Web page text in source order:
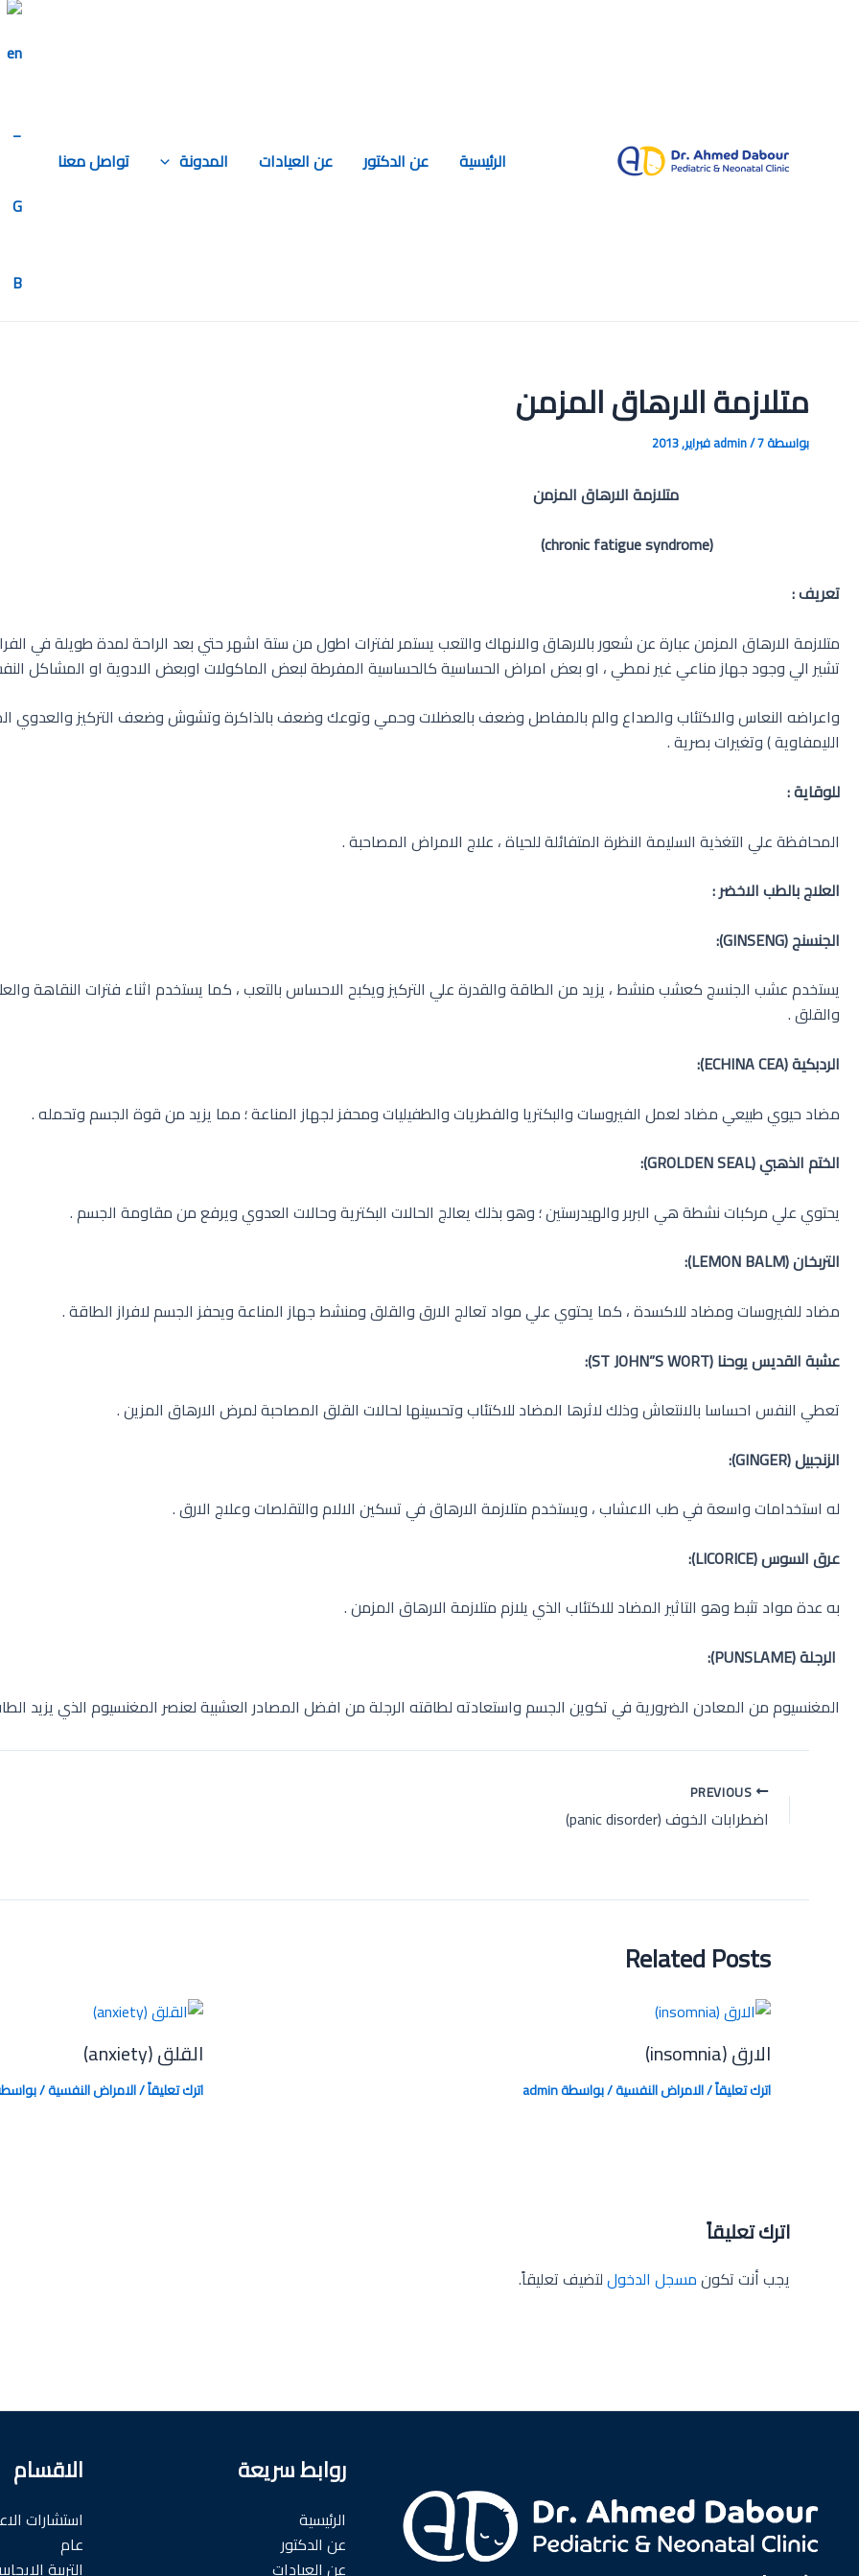
الرئيسية عن الدكتور عن العيادات المدونة تواصل معنا
متلازمة الارهاق المزمن
بواسطة admin/7 فبراير, 2013
متلازمة الارهاق المزمن
(chronic fatigue syndrome)
تعريف :
متلازمة الارهاق المزمن عبارة عن شعور بالارهاق والانهاك والتعب يستمر لفترات اطول من ستة اشهر حتي بعد الراحة لمدة طويلة في
تشير الي وجود جهاز مناعي غير نمطي ، او بعض امراض الحساسية كالحساسية المفرطة لبعض الماكولات اوبعض الادوية او المشاكل
واعراضه النعاس والاكتئاب والصداع والم بالمفاصل وضعف بالعضلات وحمي وتوعك وضعف بالذاكرة وتشوش وضعف التركيز والعدوي
الليمفاوية ) وتغيرات بصرية .
للوقاية :
المحافظة علي التغذية السليمة النظرة المتفائلة للحياة ، علاج الامراض المصاحبة .
العلاج بالطب الاخضر :
الجنسنج(GINSENG)
:
يستخدم عشب الجنسج كعشب منشط ، يزيد من الطاقة والقدرة علي التركيز ويكبح الاحساس بالتعب ، كما يستخدم اثناء فترات النقاهة
والقلق .
الردبكية(ECHINA CEA)
:
مضاد حيوي طبيعي مضاد لعمل الفيروسات والبكتريا والفطريات والطفيليات ومحفز لجهاز المناعة ؛ مما يزيد من قوة الجسم وتحمله .
الختم الذهبي(GROLDEN SEAL)
:
يحتوي علي مركبات نشطة هي البربر والهيدرستين ؛ وهو بذلك يعالج الحالات البكترية وحالات العدوي ويرفع من مقاومة الجسم .
التربخان(LEMON BALM)
:
مضاد للفيروسات ومضاد للاكسدة ، كما يحتوي علي مواد تعالج الارق والقلق ومنشط جهاز المناعة ويحفز الجسم لافراز الطاقة .
عشبة القديس يوحنا(ST JOHN”S WORT)
:
تعطي النفس احساسا بالانتعاش وذلك لاثرها المضاد للاكتئاب وتحسينها لحالات القلق المصاحبة لمرض الارهاق المزين .
الزنجبيل(GINGER)
:
له استخدامات واسعة في طب الاعشاب ، ويستخدم متلازمة الارهاق في تسكين الالام والتقلصات وعلاج الارق .
عرق السوس(LICORICE)
:
به عدة مواد تثبط وهو التاثير المضاد للاكتئاب الذي يلازم متلازمة الارهاق المزمن .
الرجلة(PUNSLAME)
:
المغنسيوم من المعادن الضرورية في تكوين الجسم واستعادته لطاقته الرجلة من افضل المصادر العشبية لعنصر المغنسيوم الذي يزيد
Post
navigation
اضطرابات الخوف (panic disorder)
Related Posts
الارق (insomnia)
اترك تعليقاً/الامراض النفسية/ بواسطةadmin
القلق (anxiety)
اترك تعليقاً/الامراض النفسية/
اترك تعليقاً
يجب أنت تكونمسجل الدخوللتضيف تعليقاً.
روابط سريعة
الرئيسية
عن الدكتور
عن العيادات
الاقسام
استشارات
عام
التربية